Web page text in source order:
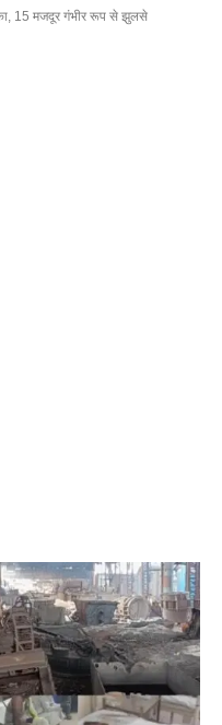
15 मजदूर गंभीर रूप से झुलसे